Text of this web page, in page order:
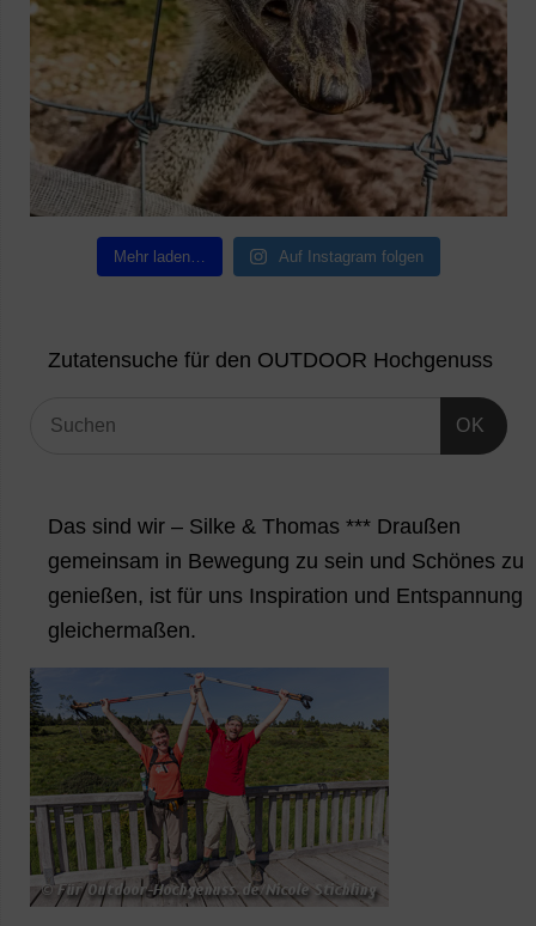
Mehr laden… Auf Instagram folgen
Zutatensuche für den OUTDOOR Hochgenuss
OK
Das sind wir – Silke & Thomas *** Draußen
gemeinsam in Bewegung zu sein und Schönes zu
genießen, ist für uns Inspiration und Entspannung
gleichermaßen.